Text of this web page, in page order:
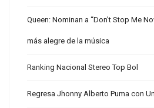
Queen: Nominan a “Don’t Stop Me
más alegre de la música
Ranking Nacional Stereo Top Bol
Regresa Jhonny Alberto Puma con